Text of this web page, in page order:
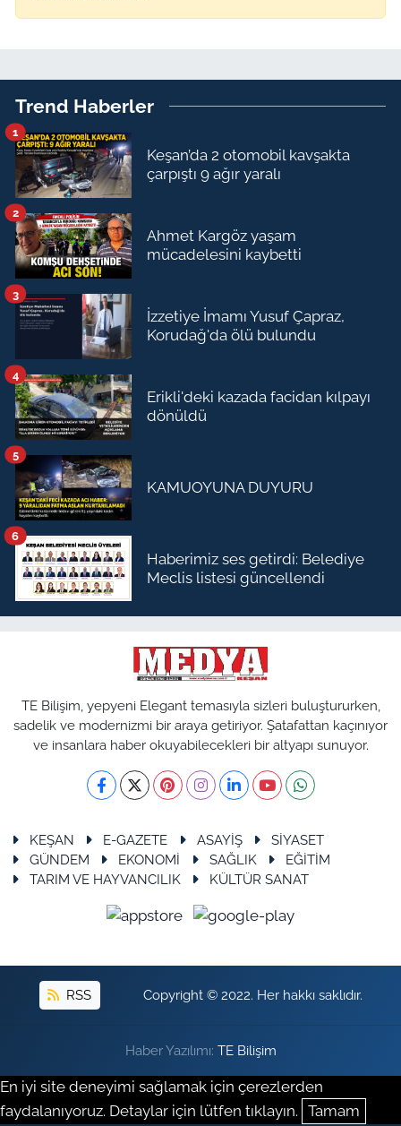
Trend Haberler
Keşan’da 2 otomobil kavşakta
çarpıştı 9 ağır yaralı
1
Ahmet Kargöz yaşam
mücadelesini kaybetti
2
İzzetiye İmamı Yusuf Çapraz,
Korudağ'da ölü bulundu
3
Erikli'deki kazada facidan kılpayı
dönüldü
4
KAMUOYUNA DUYURU
5
Haberimiz ses getirdi: Belediye
Meclis listesi güncellendi
6
TE Bilişim, yepyeni Elegant temasıyla sizleri buluştururken,
sadelik ve modernizmi bir araya getiriyor. Şatafattan kaçınıyor
ve insanlara haber okuyabilecekleri bir altyapı sunuyor.
KEŞAN E-GAZETE ASAYİŞ
SİYASET
GÜNDEM
EKONOMİ SAĞLIK
EĞİTİM
TARIM VE HAYVANCILIK
KÜLTÜR SANAT
RSS Copyright © 2022. Her hakkı saklıdır.
Haber Yazılımı: TE Bilişim
En iyi site deneyimi sağlamak için çerezlerden
faydalanıyoruz. Detaylar için lütfen tıklayın. Tamam